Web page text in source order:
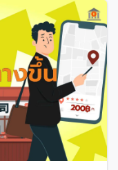
การทุจริตกว่า 100